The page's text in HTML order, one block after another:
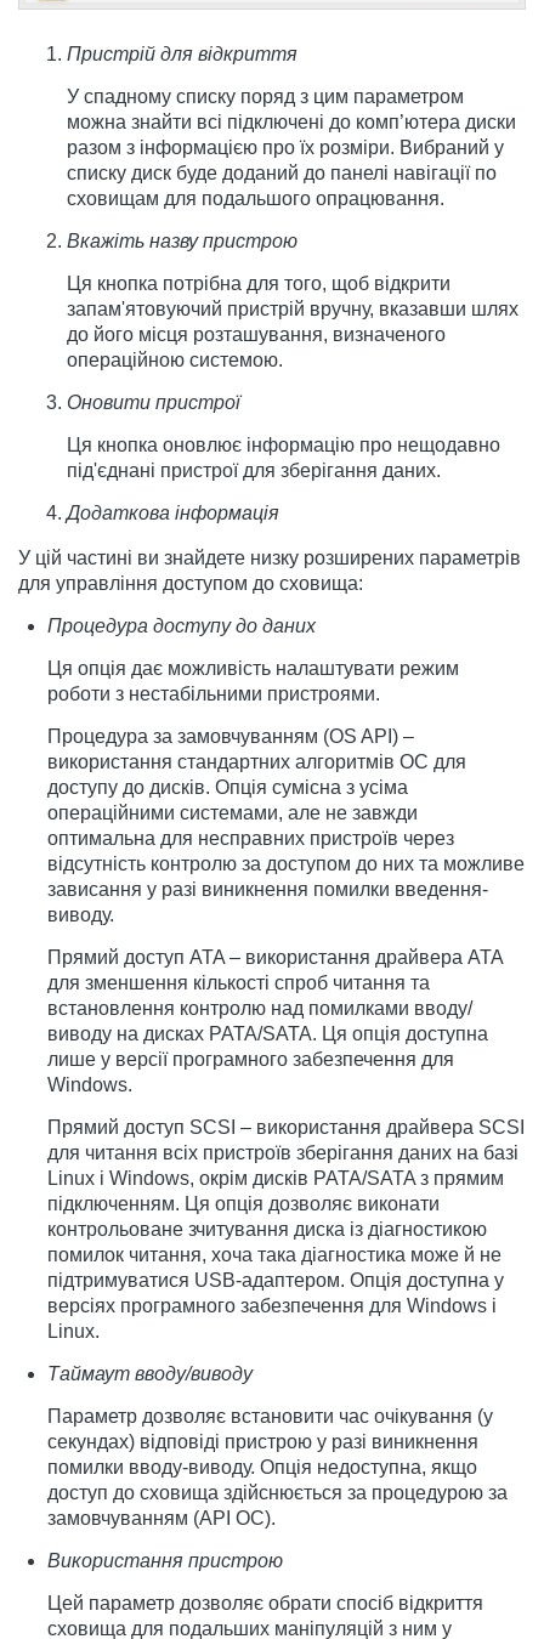
Пристрій для відкриття
У спадному списку поряд з цим параметром
можна знайти всі підключені до комп’ютера диски
разом з інформацією про їх розміри. Вибраний у
списку диск буде доданий до панелі навігації по
сховищам для подальшого опрацювання.
Вкажіть назву пристрою
Ця кнопка потрібна для того, щоб відкрити
запам'ятовуючий пристрій вручну, вказавши шлях
до його місця розташування, визначеного
операційною системою.
Оновити пристрої
Ця кнопка оновлює інформацію про нещодавно
під'єднані пристрої для зберігання даних.
Додаткова інформація
У цій частині ви знайдете низку розширених параметрів
для управління доступом до сховища:
Процедура доступу до даних
Ця опція дає можливість налаштувати режим
роботи з нестабільними пристроями.
Процедура за замовчуванням (OS API) –
використання стандартних алгоритмів ОС для
доступу до дисків. Опція сумісна з усіма
операційними системами, але не завжди
оптимальна для несправних пристроїв через
відсутність контролю за доступом до них та можливе
зависання у разі виникнення помилки введення-
виводу.
Прямий доступ ATA – використання драйвера ATA
для зменшення кількості спроб читання та
встановлення контролю над помилками вводу/
виводу на дисках PATA/SATA. Ця опція доступна
лише у версії програмного забезпечення для
Windows.
Прямий доступ SCSI – використання драйвера SCSI
для читання всіх пристроїв зберігання даних на базі
Linux і Windows, окрім дисків PATA/SATA з прямим
підключенням. Ця опція дозволяє виконати
контрольоване зчитування диска із діагностикою
помилок читання, хоча така діагностика може й не
підтримуватися USB-адаптером. Опція доступна у
версіях програмного забезпечення для Windows і
Linux.
Таймаут вводу/виводу
Параметр дозволяє встановити час очікування (у
секундах) відповіді пристрою у разі виникнення
помилки вводу-виводу. Опція недоступна, якщо
доступ до сховища здійснюється за процедурою за
замовчуванням (API ОС).
Використання пристрою
Цей параметр дозволяє обрати спосіб відкриття
сховища для подальших маніпуляцій з ним у